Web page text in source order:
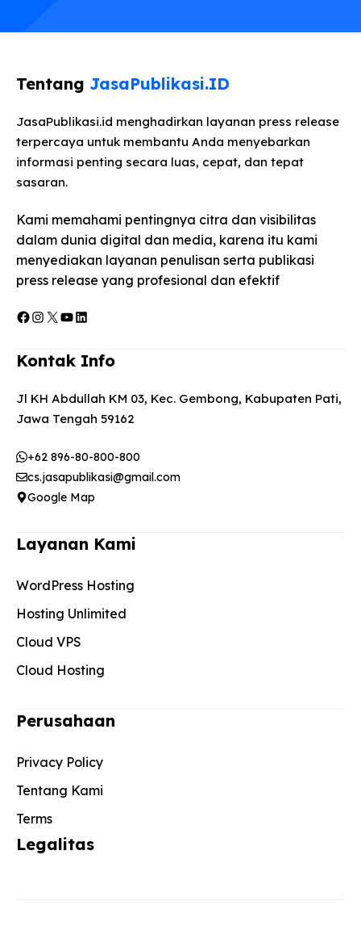
Tentang JasaPublikasi.ID
JasaPublikasi.id menghadirkan layanan press release
terpercaya untuk membantu Anda menyebarkan
informasi penting secara luas, cepat, dan tepat
sasaran.
Kami memahami pentingnya citra dan visibilitas
dalam dunia digital dan media, karena itu kami
menyediakan layanan penulisan serta publikasi
press release yang profesional dan efektif
Facebook
Instagram
X YouTube
LinkedIn
Kontak Info
Jl KH Abdullah KM 03, Kec. Gembong, Kabupaten Pati,
Jawa Tengah 59162
+62 896-80-800-800
cs.jasapublikasi@gmail.com
Google Map
Layanan Kami
WordPress Hosting
Hosting Unlimited
Cloud VPS
Cloud Hosting
Perusahaan
Privacy Policy
Tentang Kami
Terms
Legalitas